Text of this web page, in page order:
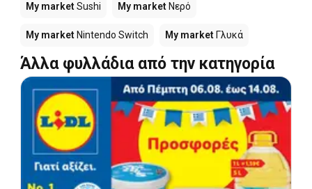
My marketSushi My market Νερό
My market Nintendo Switch My market Γλυκά
Άλλα φυλλάδια από την κατηγορία